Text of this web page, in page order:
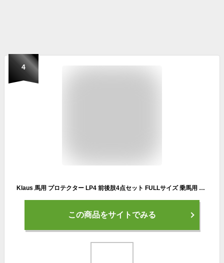
4
Klaus 馬用 プロテクター LP4 前後肢4点セット FULLサイズ 乗馬用 ホースブーツ レッグプロテクター 馬具 ブラック 黒
この商品をサイトでみる